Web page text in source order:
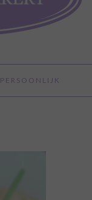
PERSOONLIJK